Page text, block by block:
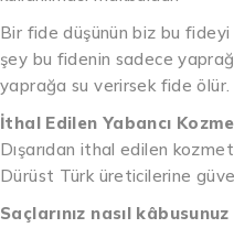
Bir fide düşünün biz bu fideyi
şey bu fidenin sadece
yaprağa su verirsek fide ölür.
İthal Edilen Yabancı
Dışarıdan ithal edilen
Dürüst Türk üreticilerine
Saçlarınız nasıl